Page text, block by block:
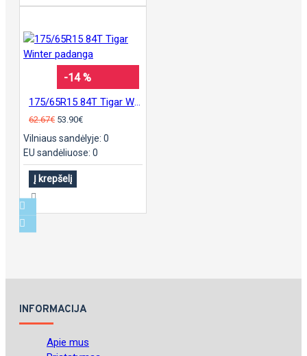
-14 %
175/65R15 84T Tigar Winter padanga
62.67€ 53.90€
Vilniaus sandėlyje: 0
EU sandėliuose: 0
Į krepšelį
INFORMACIJA
Apie mus